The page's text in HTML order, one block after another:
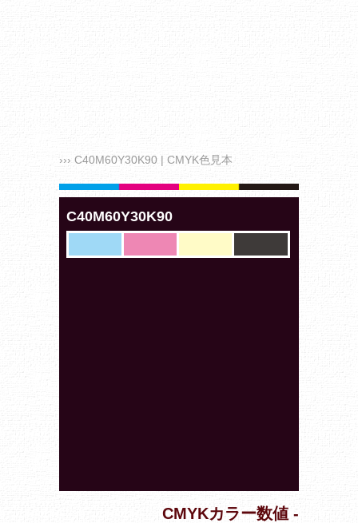
››› C40M60Y30K90 | CMYK色見本
C40M60Y30K90
CMYKカラー数値 -